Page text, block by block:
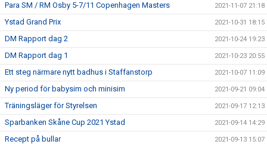
Para SM / RM Osby 5-7/11 Copenhagen Masters 2021-11-07 21:18
Ystad Grand Prix 2021-10-31 18:15
DM Rapport dag 2 2021-10-24 19:23
DM Rapport dag 1 2021-10-23 20:55
Ett steg närmare nytt badhus i Staffanstorp 2021-10-07 11:09
Ny period för babysim och minisim 2021-09-21 09:04
Träningsläger för Styrelsen 2021-09-17 12:13
Sparbanken Skåne Cup 2021 Ystad 2021-09-14 14:29
Recept på bullar 2021-09-13 15:07